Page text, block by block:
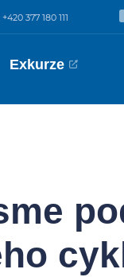
377 180 111
Exkurze